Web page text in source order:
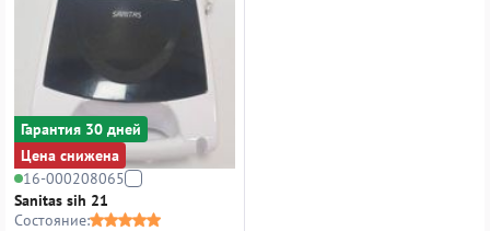
Гарантия 30 дней
Цена снижена
16-000208065
Sanitas sih 21
Состояние: